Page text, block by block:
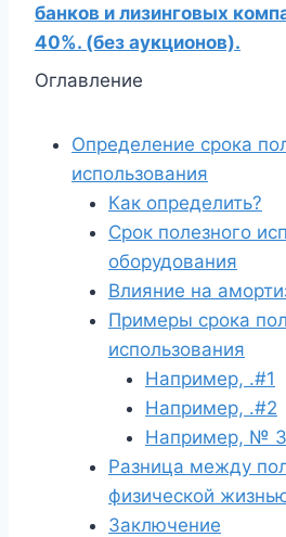
банков и лизинговых
40%. (без аукционов).
Оглавление
Определение срока
использования
Как определить?
Срок полезного
оборудования
Влияние на
Примеры срока
использования
Например, .#1
Например, .#2
Например, № 3
Разница между
физической
Заключение